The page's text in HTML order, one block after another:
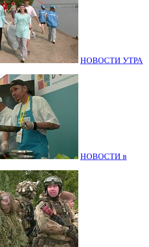
НОВОСТИ УТРА
НОВОСТИ в